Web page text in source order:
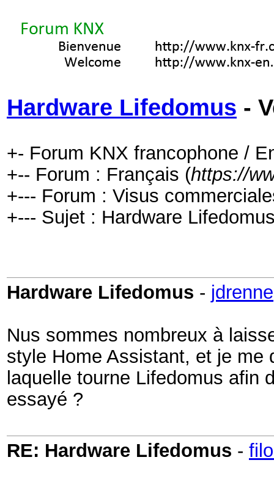
Hardware Lifedomus -
+- Forum KNX francophone /
+-- Forum : Français (https://
+--- Forum : Visus
+--- Sujet : Hardware
Hardware Lifedomus - jdrenne
Nus sommes nombreux à
style Home Assistant, et je me
laquelle tourne Lifedomus afin
essayé ?
RE: Hardware Lifedomus -